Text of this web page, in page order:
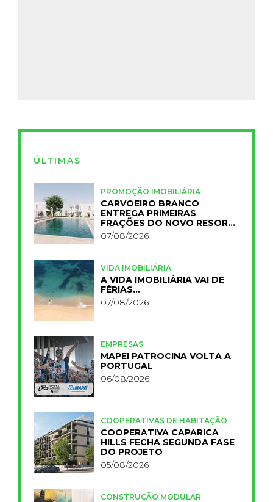
ÚLTIMAS
PROMOÇÃO IMOBILIÁRIA
CARVOEIRO BRANCO
ENTREGA PRIMEIRAS
FRAÇÕES DO NOVO RESORT
PRIMELIFE
07/08/2026
VIDA IMOBILIÁRIA
A VIDA IMOBILIÁRIA VAI DE
FÉRIAS…
07/08/2026
EMPRESAS
MAPEI PATROCINA VOLTA A
PORTUGAL
06/08/2026
COOPERATIVAS DE HABITAÇÃO
COOPERATIVA CAPARICA
HILLS FECHA SEGUNDA FASE
DO PROJETO
05/08/2026
CONSTRUÇÃO MODULAR